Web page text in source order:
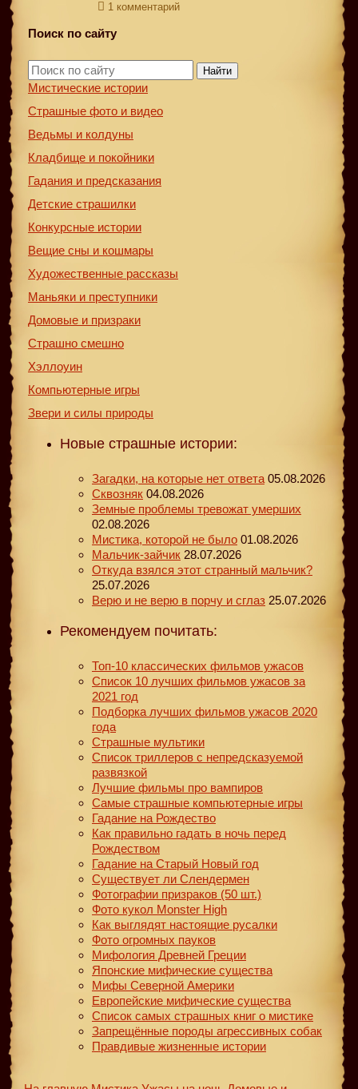
1 комментарий
Поиск по сайту
Найти
Мистические истории
Страшные фото и видео
Ведьмы и колдуны
Кладбище и покойники
Гадания и предсказания
Детские страшилки
Конкурсные истории
Вещие сны и кошмары
Художественные рассказы
Маньяки и преступники
Домовые и призраки
Страшно смешно
Хэллоуин
Компьютерные игры
Звери и силы природы
Новые страшные истории:
Загадки, на которые нет ответа 05.08.2026
Сквозняк 04.08.2026
Земные проблемы тревожат умерших
02.08.2026
Мистика, которой не было 01.08.2026
Мальчик-зайчик 28.07.2026
Откуда взялся этот странный мальчик?
25.07.2026
Верю и не верю в порчу и сглаз 25.07.2026
Рекомендуем почитать:
Топ-10 классических фильмов ужасов
Список 10 лучших фильмов ужасов за
2021 год
Подборка лучших фильмов ужасов 2020
года
Страшные мультики
Список триллеров с непредсказуемой
развязкой
Лучшие фильмы про вампиров
Самые страшные компьютерные игры
Гадание на Рождество
Как правильно гадать в ночь перед
Рождеством
Гадание на Старый Новый год
Существует ли Слендермен
Фотографии призраков (50 шт.)
Фото кукол Monster High
Как выглядят настоящие русалки
Фото огромных пауков
Мифология Древней Греции
Японские мифические существа
Мифы Северной Америки
Европейские мифические существа
Список самых страшных книг о мистике
Запрещённые породы агрессивных собак
Правдивые жизненные истории